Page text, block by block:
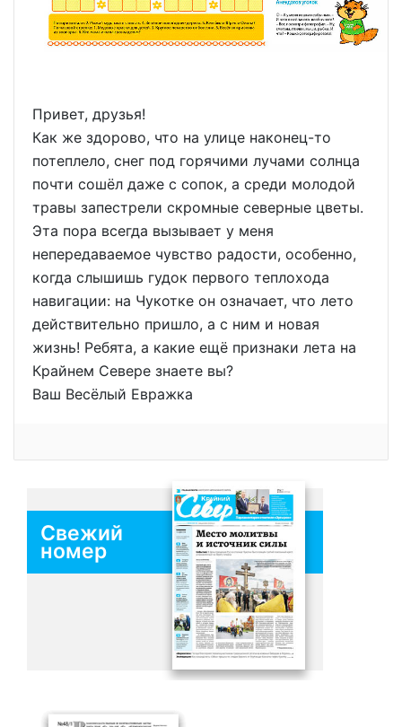
Привет, друзья!
Как же здорово, что на улице наконец-то
потеплело, снег под горячими лучами солнца
почти сошёл даже с сопок, а среди молодой
травы запестрели скромные северные цветы.
Эта пора всегда вызывает у меня
непередаваемое чувство радости, особенно,
когда слышишь гудок первого теплохода
навигации: на Чукотке он означает, что лето
действительно пришло, а с ним и новая
жизнь! Ребята, а какие ещё признаки лета на
Крайнем Севере знаете вы?
Ваш Весёлый Евражка
Свежий
номер